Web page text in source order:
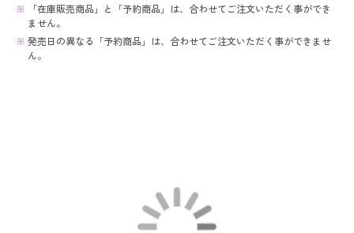
※
「在庫販売商品」と「予約商品」は、合わせてご注文いただく事ができ
ません。
※ 発売日の異なる「予約商品」は、合わせてご注文いただく事ができませ
ん。